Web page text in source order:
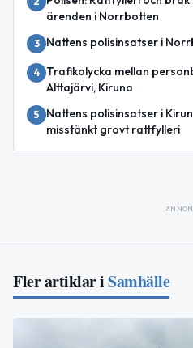
ärenden i Norrbotten
3 Nattens polisinsatser i
4
Trafikolycka mellan
Alttajärvi, Kiruna
5
Nattens polisinsatser i
misstänkt grovt rattfylleri
Fler artiklar iSamhälle